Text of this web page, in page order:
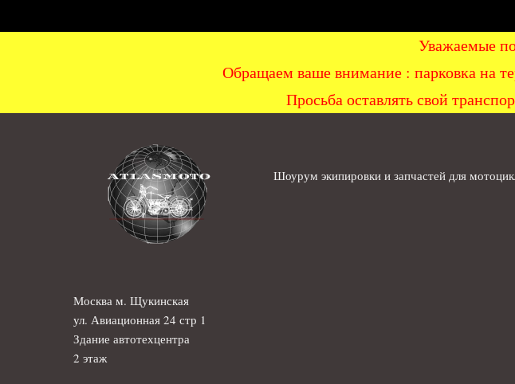
Уважаемые
Обращаем ваше внимание : парковка на
Просьба оставлять свой
Шоурум экипировки и запчастей для
Москва м. Щукинская
ул. Авиационная 24 стр 1
Здание автотехцентра
2 этаж